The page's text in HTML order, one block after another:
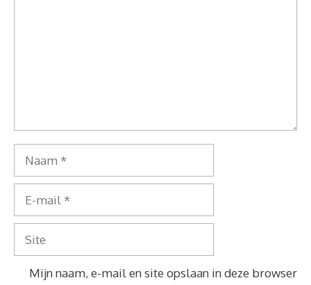
Naam
mail
Site
Mijn naam, e-mail en site opslaan in deze browser